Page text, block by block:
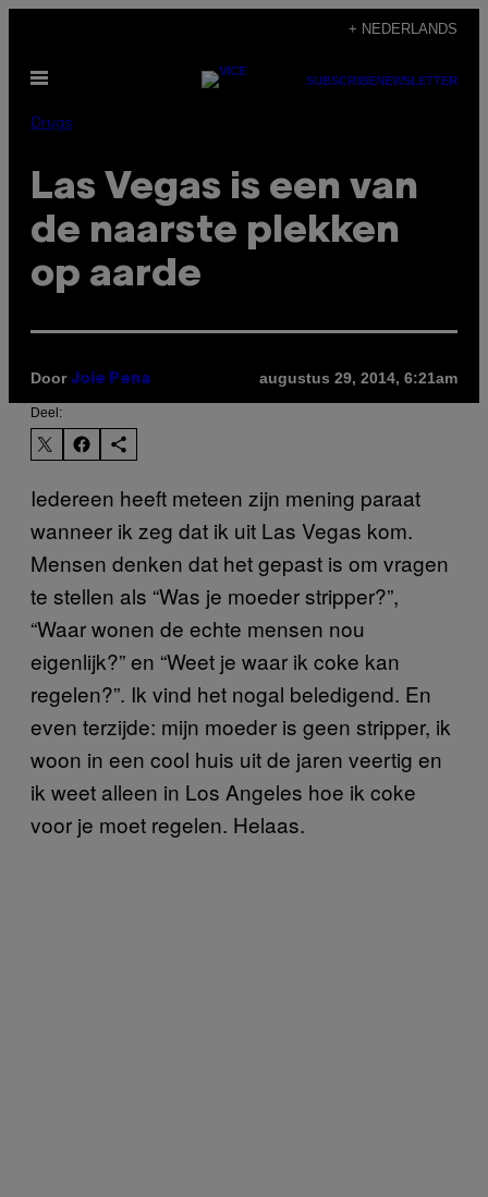
de
inhoud
+ NEDERLANDS
Open
SUBSCRIBENEWSLETTER
Drugs
Las Vegas is een van
de naarste plekken
op aarde
Door Joie Pena augustus 29, 2014, 6:21am
Deel:
Iedereen heeft meteen zijn mening paraat
wanneer ik zeg dat ik uit Las Vegas kom.
Mensen denken dat het gepast is om vragen
te stellen als “Was je moeder stripper?”,
“Waar wonen de echte mensen nou
eigenlijk?” en “Weet je waar ik coke kan
regelen?”. Ik vind het nogal beledigend. En
even terzijde: mijn moeder is geen stripper, ik
woon in een cool huis uit de jaren veertig en
ik weet alleen in Los Angeles hoe ik coke
voor je moet regelen. Helaas.